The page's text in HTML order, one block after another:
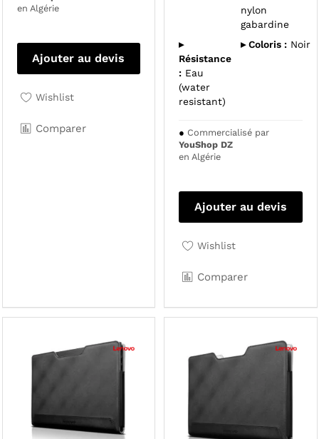
en Algérie
Ajouter au devis
Wishlist
Comparer
nylon
gabardine
▸
Résistance
: Eau
(water
resistant)
▸ Coloris : Noir
● Commercialisé par
YouShop DZ
en Algérie
Ajouter au devis
Wishlist
Comparer